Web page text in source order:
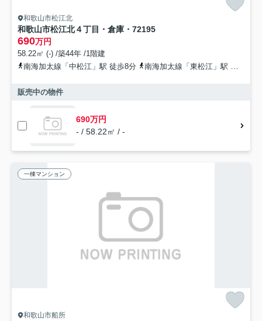
和歌山市松江北
和歌山市松江北４丁目・倉庫・72195
690万円
58.22㎡ (-) /築44年 /1階建
南海加太線「中松江」駅 徒歩8分
南海加太線「東松江」駅 徒歩16分
販売中の物件
690万円
- / 58.22㎡ / -
一棟マンション
和歌山市船所